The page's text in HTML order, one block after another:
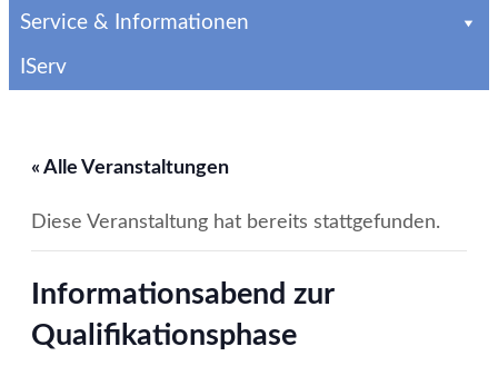
Service & Informationen
IServ
« Alle Veranstaltungen
Diese Veranstaltung hat bereits stattgefunden.
Informationsabend zur
Qualifikationsphase